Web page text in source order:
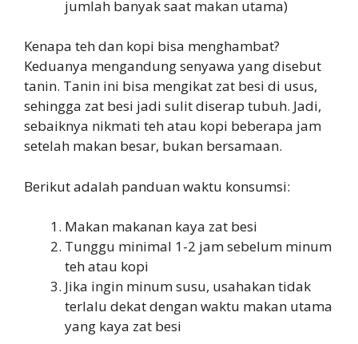
jumlah banyak saat makan utama)
Kenapa teh dan kopi bisa menghambat?
Keduanya mengandung senyawa yang disebut
tanin. Tanin ini bisa mengikat zat besi di usus,
sehingga zat besi jadi sulit diserap tubuh. Jadi,
sebaiknya nikmati teh atau kopi beberapa jam
setelah makan besar, bukan bersamaan.
Berikut adalah panduan waktu konsumsi:
Makan makanan kaya zat besi
Tunggu minimal 1-2 jam sebelum minum
teh atau kopi
Jika ingin minum susu, usahakan tidak
terlalu dekat dengan waktu makan utama
yang kaya zat besi